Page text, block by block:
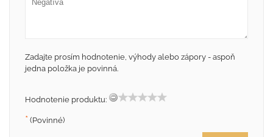
Zadajte prosím hodnotenie, výhody alebo zápory - aspoň
jedna položka je povinná.
Hodnotenie produktu:
* (Povinné)